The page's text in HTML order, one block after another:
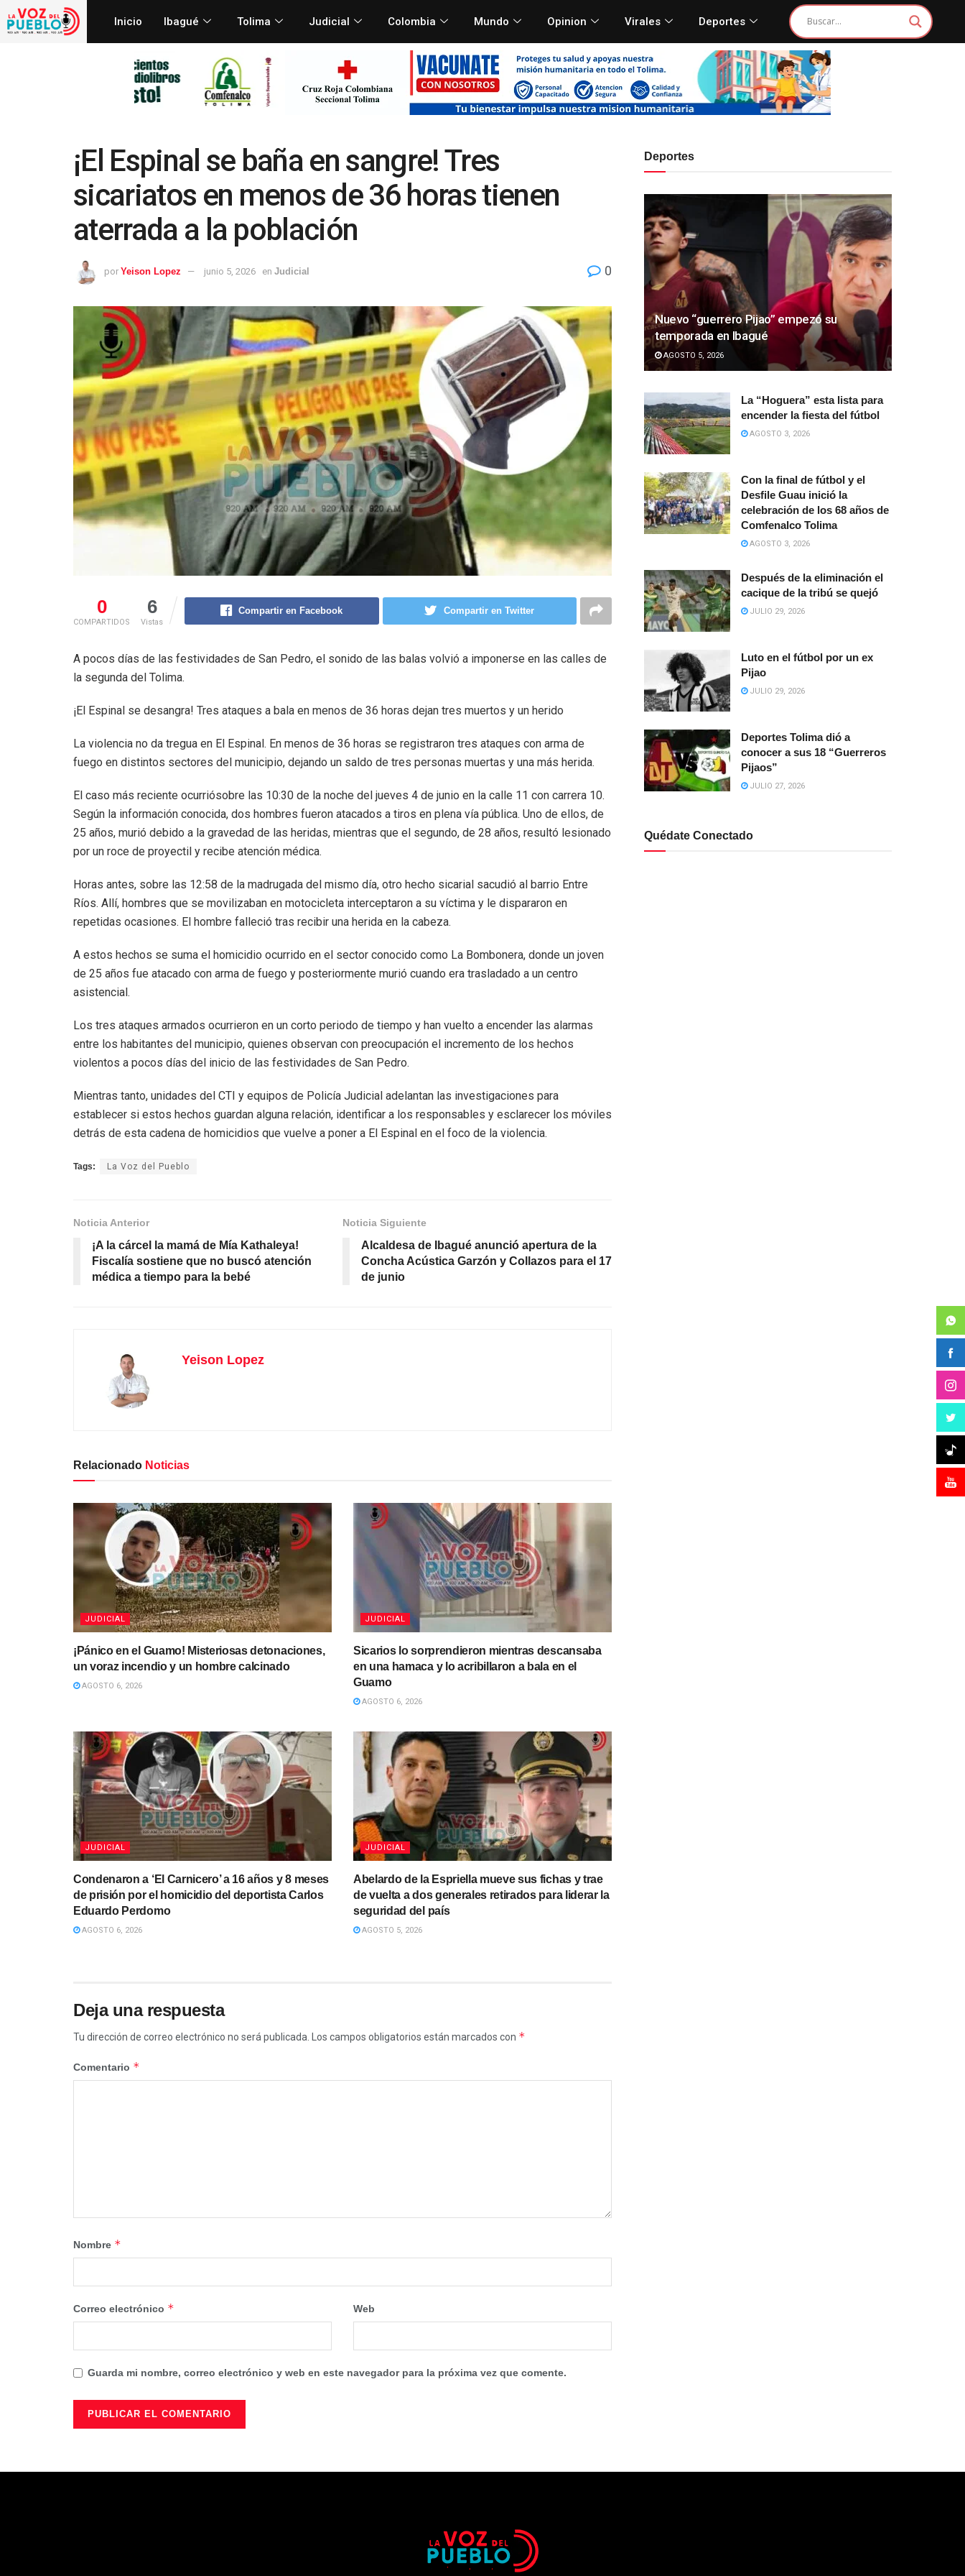
Inicio Ibagué Tolima Judicial Colombia Mundo Opinion Virales Deportes
¡El Espinal se baña en sangre! Tres
sicariatos en menos de 36 horas tienen
aterrada a la población
por Yeison Lopez junio 5, 2026 en Judicial 0
0
COMPARTIDOS
6
Vistas
Compartir en Facebook Compartir en Twitter
A pocos días de las festividades de San Pedro, el sonido de las balas volvió a imponerse en las calles de
la segunda del Tolima.
¡El Espinal se desangra! Tres ataques a bala en menos de 36 horas dejan tres muertos y un herido
La violencia no da tregua en El Espinal. En menos de 36 horas se registraron tres ataques con arma de
fuego en distintos sectores del municipio, dejando un saldo de tres personas muertas y una más herida.
El caso más reciente ocurriósobre las 10:30 de la noche del jueves 4 de junio en la calle 11 con carrera 10.
Según la información conocida, dos hombres fueron atacados a tiros en plena vía pública. Uno de ellos, de
25 años, murió debido a la gravedad de las heridas, mientras que el segundo, de 28 años, resultó lesionado
por un roce de proyectil y recibe atención médica.
Horas antes, sobre las 12:58 de la madrugada del mismo día, otro hecho sicarial sacudió al barrio Entre
Ríos. Allí, hombres que se movilizaban en motocicleta interceptaron a su víctima y le dispararon en
repetidas ocasiones. El hombre falleció tras recibir una herida en la cabeza.
A estos hechos se suma el homicidio ocurrido en el sector conocido como La Bombonera, donde un joven
de 25 años fue atacado con arma de fuego y posteriormente murió cuando era trasladado a un centro
asistencial.
Los tres ataques armados ocurrieron en un corto periodo de tiempo y han vuelto a encender las alarmas
entre los habitantes del municipio, quienes observan con preocupación el incremento de los hechos
violentos a pocos días del inicio de las festividades de San Pedro.
Mientras tanto, unidades del CTI y equipos de Policía Judicial adelantan las investigaciones para
establecer si estos hechos guardan alguna relación, identificar a los responsables y esclarecer los móviles
detrás de esta cadena de homicidios que vuelve a poner a El Espinal en el foco de la violencia.
Tags: La Voz del Pueblo
Noticia Anterior
¡A la cárcel la mamá de Mía Kathaleya!
Fiscalía sostiene que no buscó atención
médica a tiempo para la bebé
Noticia Siguiente
Alcaldesa de Ibagué anunció apertura de la
Concha Acústica Garzón y Collazos para el 17
de junio
Yeison Lopez
Relacionado Noticias
JUDICIAL
¡Pánico en el Guamo! Misteriosas detonaciones,
un voraz incendio y un hombre calcinado
AGOSTO 6, 2026
JUDICIAL
Sicarios lo sorprendieron mientras descansaba
en una hamaca y lo acribillaron a bala en el
Guamo
AGOSTO 6, 2026
JUDICIAL
Condenaron a ‘El Carnicero’ a 16 años y 8 meses
de prisión por el homicidio del deportista Carlos
Eduardo Perdomo
AGOSTO 6, 2026
JUDICIAL
Abelardo de la Espriella mueve sus fichas y trae
de vuelta a dos generales retirados para liderar la
seguridad del país
AGOSTO 5, 2026
Deja una respuesta
Tu dirección de correo electrónico no será publicada. Los campos obligatorios están marcados con *
Comentario *
Nombre *
Correo electrónico * Web
Guarda mi nombre, correo electrónico y web en este navegador para la próxima vez que comente.
Deportes
Nuevo “guerrero Pijao” empezó su
temporada en Ibagué
AGOSTO 5, 2026
La “Hoguera” esta lista para
encender la fiesta del fútbol
AGOSTO 3, 2026
Con la final de fútbol y el
Desfile Guau inició la
celebración de los 68 años de
Comfenalco Tolima
AGOSTO 3, 2026
Después de la eliminación el
cacique de la tribú se quejó
JULIO 29, 2026
Luto en el fútbol por un ex
Pijao
JULIO 29, 2026
Deportes Tolima dió a
conocer a sus 18 “Guerreros
Pijaos”
JULIO 27, 2026
Quédate Conectado